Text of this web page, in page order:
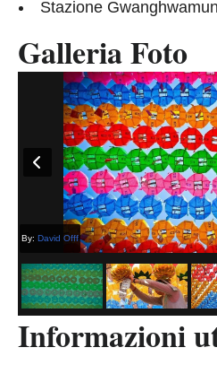
Stazione
Galleria Foto
By: David Offf
Informazioni